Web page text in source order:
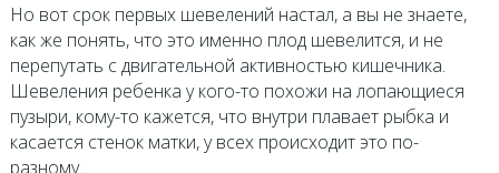
Но вот срок первых шевелений настал, а вы не знаете,
как же понять, что это именно плод шевелится, и не
перепутать с двигательной активностью кишечника.
Шевеления ребенка у кого-то похожи на лопающиеся
пузыри, кому-то кажется, что внутри плавает рыбка и
касается стенок матки, у всех происходит это по-
разному.